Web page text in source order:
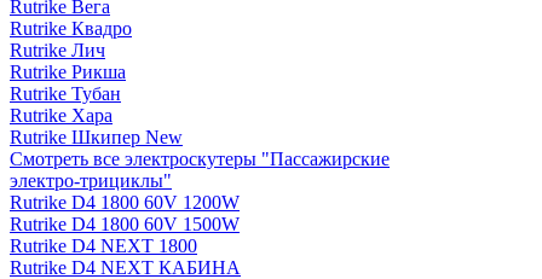
Rutrike Вега
Rutrike Квадро
Rutrike Лич
Rutrike Рикша
Rutrike Тубан
Rutrike Хара
Rutrike Шкипер New
Смотреть все электро­скутеры "Пассажирские
электро‑трициклы"
Rutrike D4 1800 60V 1200W
Rutrike D4 1800 60V 1500W
Rutrike D4 NEXT 1800
Rutrike D4 NEXT КАБИНА